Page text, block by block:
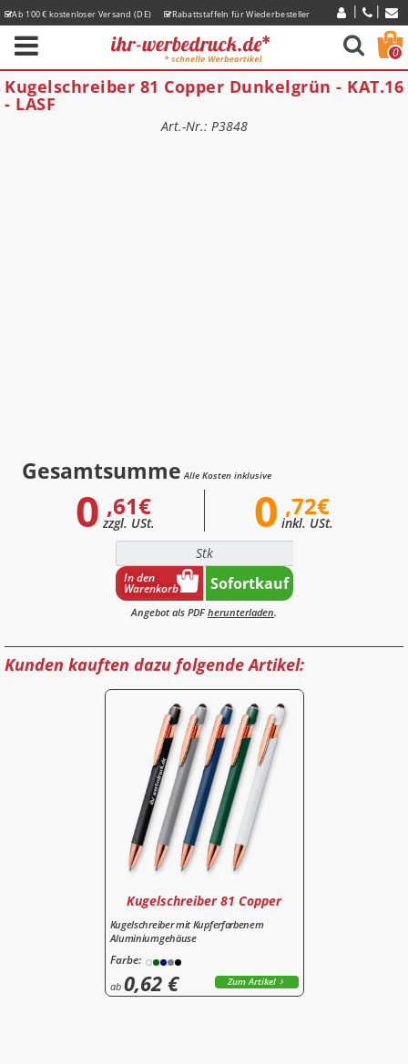
Ab 100 € kostenloser Versand (DE)
Rabattstaffeln für Wiederbesteller
0
Kugelschreiber 81 Copper Dunkelgrün - KAT.16
- LASF
Art.-Nr.: P3848
Gesamtsumme Alle Kosten inklusive
0 ,61€
zzgl. USt. 0 ,72€
inkl. USt.
Stk
In den
Warenkorb Sofortkauf
Angebot als PDF herunterladen.
Kunden kauften dazu folgende Artikel:
Kugelschreiber 81 Copper
Kugelschreiber mit Kupferfarbenem
Aluminiumgehäuse
Farbe:
ab 0,62 € Zum Artikel